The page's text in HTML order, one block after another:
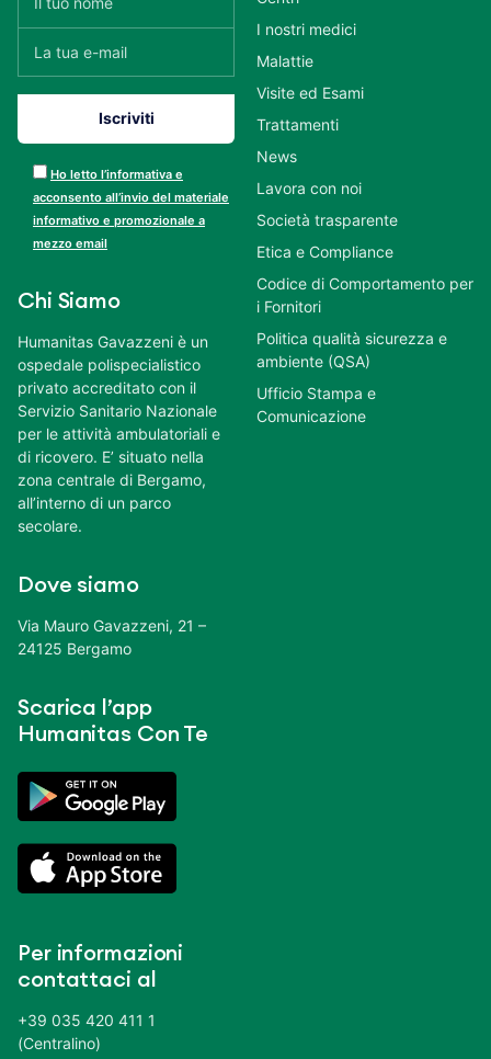
Ho letto l’informativa e
acconsento all’invio del materiale
informativo e promozionale a
mezzo email
Chi Siamo
Humanitas Gavazzeni è un
ospedale polispecialistico
privato accreditato con il
Servizio Sanitario Nazionale
per le attività ambulatoriali e
di ricovero. E’ situato nella
zona centrale di Bergamo,
all’interno di un parco
secolare.
Dove siamo
Via Mauro Gavazzeni, 21 –
24125 Bergamo
Scarica l’app
Humanitas Con Te
Per informazioni
contattaci al
+39 035 420 411 1
(Centralino)
I nostri medici
Malattie
Visite ed Esami
Trattamenti
News
Lavora con noi
Società trasparente
Etica e Compliance
Codice di Comportamento per
i Fornitori
Politica qualità sicurezza e
ambiente (QSA)
Ufficio Stampa e
Comunicazione